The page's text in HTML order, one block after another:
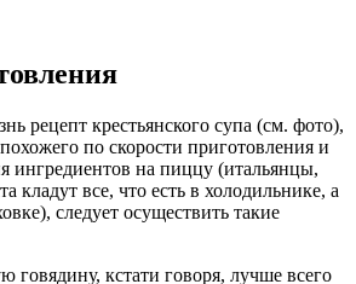
рецепт крестьянского супа (см. фото),
по скорости приготовления и
ингредиентов на пиццу (итальянцы,
кладут все, что есть в холодильнике, а
следует осуществить такие
говядину, кстати говоря, лучше всего